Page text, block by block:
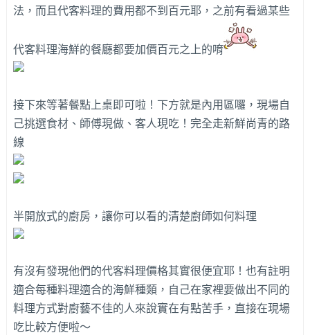
法，而且代客料理的費用都不到百元耶，之前有看過某些
代客料理海鮮的餐廳都要加價百元之上的唷
接下來等著餐點上桌即可啦！下方就是內用區囉，現場自
己挑選食材、師傅現做、客人現吃！完全走新鮮尚青的路
線
半開放式的廚房，讓你可以看的清楚廚師如何料理
有沒有發現他們的代客料理價格其實很便宜耶！也有註明
適合每種料理適合的海鮮種類，自己在家裡要做出不同的
料理方式對廚藝不佳的人來說實在有點苦手，直接在現場
吃比較方便啦～